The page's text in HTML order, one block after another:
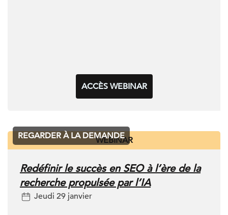
ACCÈS WEBINAR
WEBINAR
REGARDER À LA DEMANDE
Redéfinir le succès en SEO à l’ère de la
recherche propulsée par l’IA
Jeudi 29 janvier